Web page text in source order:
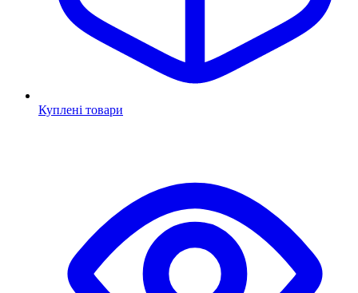
Куплені товари